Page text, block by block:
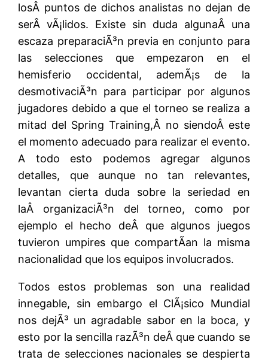
losÂ puntos de dichos analistas no dejan de
serÂ vÃ¡lidos. Existe sin duda algunaÂ una
escaza preparaciÃ³n previa en conjunto para
las selecciones que empezaron en el
hemisferio occidental, ademÃ¡s de la
desmotivaciÃ³n para participar por algunos
jugadores debido a que el torneo se realiza a
mitad del Spring Training,Â no siendoÂ este
el momento adecuado para realizar el evento.
A todo esto podemos agregar algunos
detalles, que aunque no tan relevantes,
levantan cierta duda sobre la seriedad en
laÂ organizaciÃ³n del torneo, como por
ejemplo el hecho deÂ que algunos juegos
tuvieron umpires que compartÃ­an la misma
nacionalidad que los equipos involucrados.
Todos estos problemas son una realidad
innegable, sin embargo el ClÃ¡sico Mundial
nos dejÃ³ un agradable sabor en la boca, y
esto por la sencilla razÃ³n deÂ que cuando se
trata de selecciones nacionales se despierta